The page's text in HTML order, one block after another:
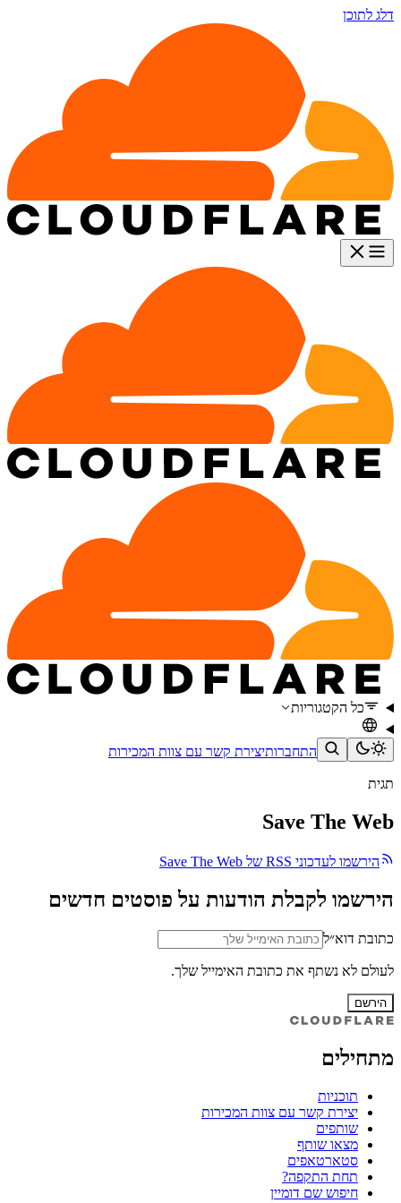
דלג לתוכן
כל הקטגוריות
התחברותיצירת קשר עם צוות המכירות
תגית
Save The Web
הירשמו לעדכוני RSS של Save The Web
הירשמו לקבלת הודעות על פוסטים חדשים
כתובת דוא״ל
לעולם לא נשתף את כתובת האימייל שלך.
הירשם
מתחילים
תוכניות
יצירת קשר עם צוות המכירות
שותפים
מצאו שותף
סטארטאפים
תחת התקפה?
חיפוש שם דומיין